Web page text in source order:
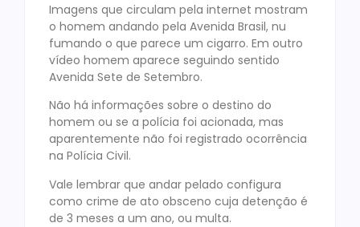
Imagens que circulam pela internet mostram
o homem andando pela Avenida Brasil, nu
fumando o que parece um cigarro. Em outro
vídeo homem aparece seguindo sentido
Avenida Sete de Setembro.
Não há informações sobre o destino do
homem ou se a polícia foi acionada, mas
aparentemente não foi registrado ocorrência
na Polícia Civil.
Vale lembrar que andar pelado configura
como crime de ato obsceno cuja detenção é
de 3 meses a um ano, ou multa.